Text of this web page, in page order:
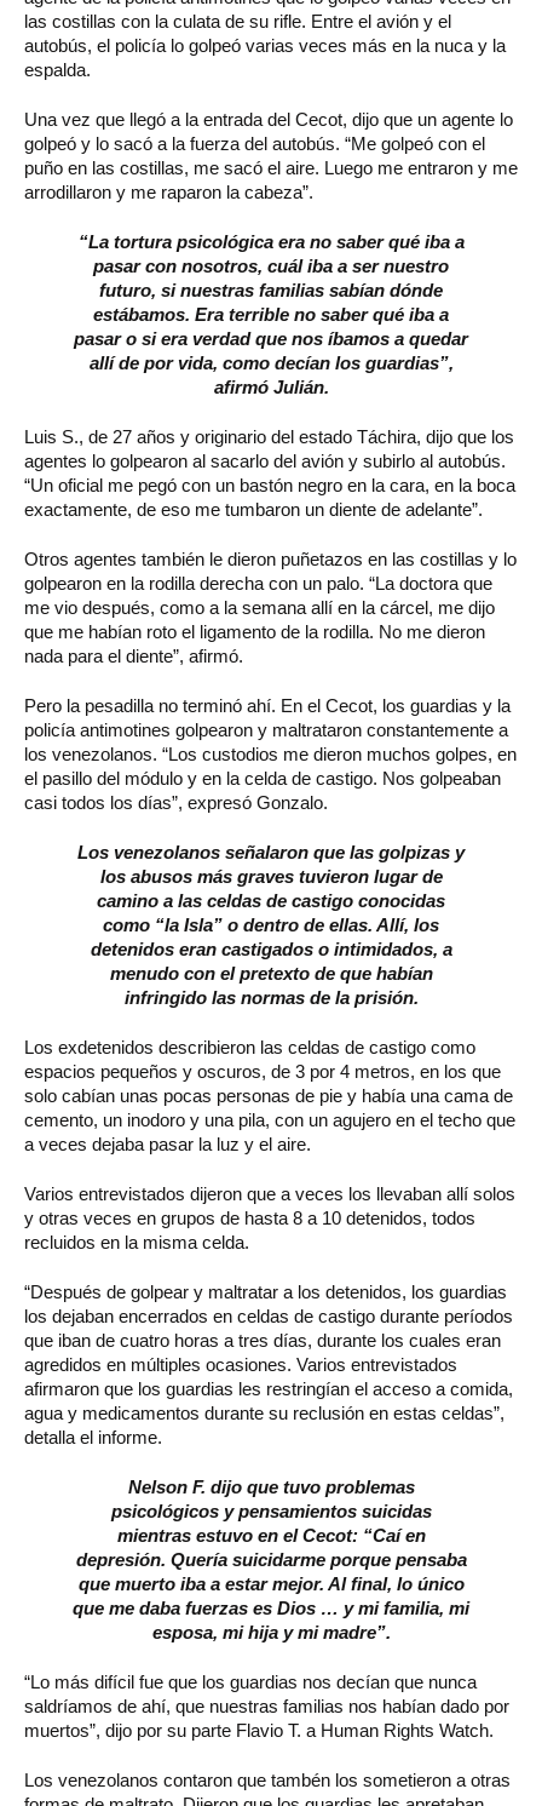
las costillas con la culata de su rifle. Entre el avión y el
autobús, el policía lo golpeó varias veces más en la nuca y la
espalda.
Una vez que llegó a la entrada del Cecot, dijo que un agente lo
golpeó y lo sacó a la fuerza del autobús. “Me golpeó con el
puño en las costillas, me sacó el aire. Luego me entraron y me
arrodillaron y me raparon la cabeza”.
“La tortura psicológica era no saber qué iba a
pasar con nosotros, cuál iba a ser nuestro
futuro, si nuestras familias sabían dónde
estábamos. Era terrible no saber qué iba a
pasar o si era verdad que nos íbamos a quedar
allí de por vida, como decían los guardias”,
afirmó Julián.
Luis S., de 27 años y originario del estado Táchira, dijo que los
agentes lo golpearon al sacarlo del avión y subirlo al autobús.
“Un oficial me pegó con un bastón negro en la cara, en la boca
exactamente, de eso me tumbaron un diente de adelante”.
Otros agentes también le dieron puñetazos en las costillas y lo
golpearon en la rodilla derecha con un palo. “La doctora que
me vio después, como a la semana allí en la cárcel, me dijo
que me habían roto el ligamento de la rodilla. No me dieron
nada para el diente”, afirmó.
Pero la pesadilla no terminó ahí. En el Cecot, los guardias y la
policía antimotines golpearon y maltrataron constantemente a
los venezolanos. “Los custodios me dieron muchos golpes, en
el pasillo del módulo y en la celda de castigo. Nos golpeaban
casi todos los días”, expresó Gonzalo.
Los venezolanos señalaron que las golpizas y
los abusos más graves tuvieron lugar de
camino a las celdas de castigo conocidas
como “la Isla” o dentro de ellas. Allí, los
detenidos eran castigados o intimidados, a
menudo con el pretexto de que habían
infringido las normas de la prisión.
Los exdetenidos describieron las celdas de castigo como
espacios pequeños y oscuros, de 3 por 4 metros, en los que
solo cabían unas pocas personas de pie y había una cama de
cemento, un inodoro y una pila, con un agujero en el techo que
a veces dejaba pasar la luz y el aire.
Varios entrevistados dijeron que a veces los llevaban allí solos
y otras veces en grupos de hasta 8 a 10 detenidos, todos
recluidos en la misma celda.
“Después de golpear y maltratar a los detenidos, los guardias
los dejaban encerrados en celdas de castigo durante períodos
que iban de cuatro horas a tres días, durante los cuales eran
agredidos en múltiples ocasiones. Varios entrevistados
afirmaron que los guardias les restringían el acceso a comida,
agua y medicamentos durante su reclusión en estas celdas”,
detalla el informe.
Nelson F. dijo que tuvo problemas
psicológicos y pensamientos suicidas
mientras estuvo en el Cecot: “Caí en
depresión. Quería suicidarme porque pensaba
que muerto iba a estar mejor. Al final, lo único
que me daba fuerzas es Dios … y mi familia, mi
esposa, mi hija y mi madre”.
“Lo más difícil fue que los guardias nos decían que nunca
saldríamos de ahí, que nuestras familias nos habían dado por
muertos”, dijo por su parte Flavio T. a Human Rights Watch.
Los venezolanos contaron que tambén los sometieron a otras